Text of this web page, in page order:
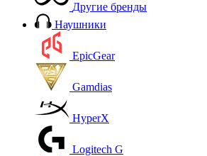
Другие бренды
Наушники
EpicGear
Gamdias
HyperX
Logitech G